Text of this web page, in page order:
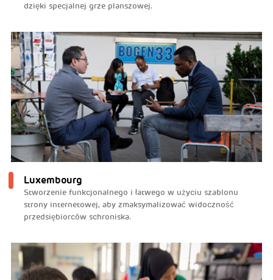
dzięki specjalnej grze planszowej.
Luxembourg
Stworzenie funkcjonalnego i łatwego w użyciu szablonu
strony internetowej, aby zmaksymalizować widoczność
przedsiębiorców schroniska.